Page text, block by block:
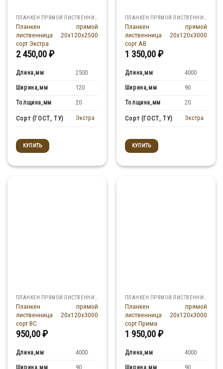
Планкен прямой
лиственница 20x120x2500
сорт Экстра
2 450,00₽
Длина,мм 2500
Ширина,мм 120
Толщина,мм 20
Сорт (ГОСТ, ТУ) Экстра
КУПИТЬ
Планкен прямой
лиственница 20x120x3000
сорт АВ
1 350,00₽
Длина,мм 4000
Ширина,мм 90
Толщина,мм 20
Сорт (ГОСТ, ТУ) Экстра
КУПИТЬ
ПЛАНКЕН ПРЯМОЙ ЛИСТВЕННИЦА
Планкен прямой
лиственница 20x120x3000
сорт ВС
950,00₽
Длина,мм 4000
Ширина,мм
ПЛАНКЕН ПРЯМОЙ ЛИСТВЕННИЦА
Планкен прямой
лиственница 20x120x3000
сорт Прима
1 950,00₽
Длина,мм 4000
Ширина,мм